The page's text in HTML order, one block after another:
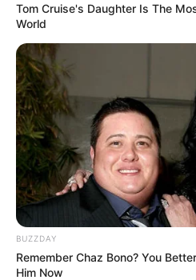
Anti Mainstream, 10
Membawa Barang
Versi Warga Thailand
Langka Banget! 10 Pose
Katak yang Bikin Ketawa
Gemes
Tom Cruise's Daughter Is The
World
BUZZDAY
Remember Chaz Bono? You
Him Now